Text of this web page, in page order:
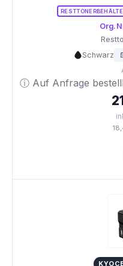
Schwarz
ⓘ Auf Anfrage